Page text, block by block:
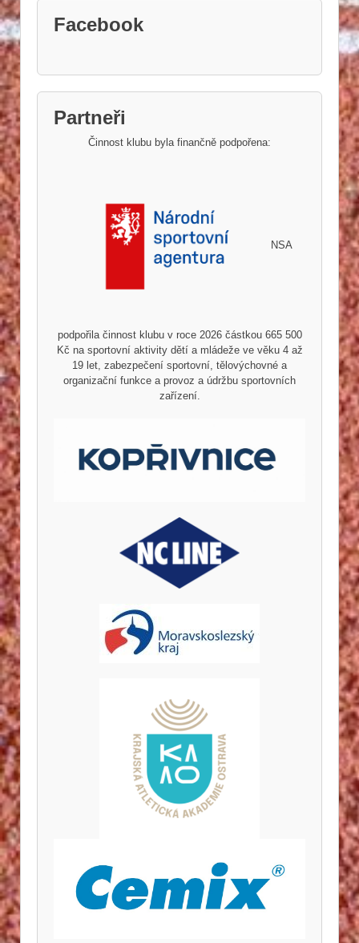
Facebook
Partneři
Činnost klubu byla finančně podpořena:
NSA
podpořila činnost klubu v roce 2026 částkou 665 500
Kč na sportovní aktivity dětí a mládeže ve věku 4 až
19 let, zabezpečení sportovní, tělovýchovné a
organizační funkce a provoz a údržbu sportovních
zařízení.